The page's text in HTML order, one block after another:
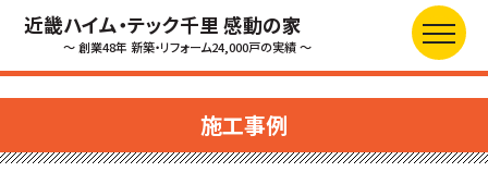
近畿ハイム・テック千里 感動の家
～ 創業48年 新築・リフォーム24,000戸の実績 ～
施工事例